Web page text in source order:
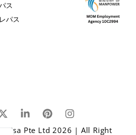
ス
パス
Visa Pte Ltd 2026 | All Right